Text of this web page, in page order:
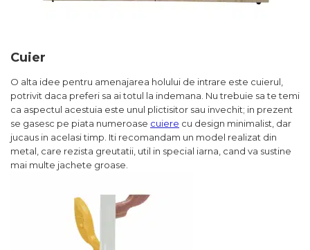
Cuier
O alta idee pentru amenajarea holului de intrare este cuierul,
potrivit daca preferi sa ai totul la indemana. Nu trebuie sa te temi
ca aspectul acestuia este unul plictisitor sau invechit; in prezent
se gasesc pe piata numeroase cuiere cu design minimalist, dar
jucaus in acelasi timp. Iti recomandam un model realizat din
metal, care rezista greutatii, util in special iarna, cand va sustine
mai multe jachete groase.